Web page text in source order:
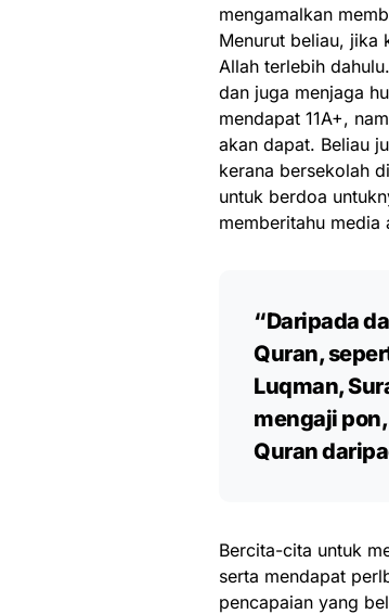
mengamalkan
Menurut beliau, jika
Allah terlebih
dan juga menjaga
mendapat 11A+,
akan dapat. Beliau
kerana bersekolah
untuk berdoa
memberitahu
“Daripada
Quran,
Luqman,
mengaji
Quran
Bercita-cita untuk
serta mendapat
pencapaian yang